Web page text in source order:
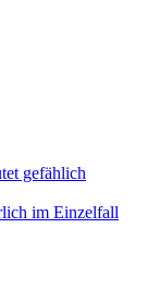
gefählich
im Einzelfall